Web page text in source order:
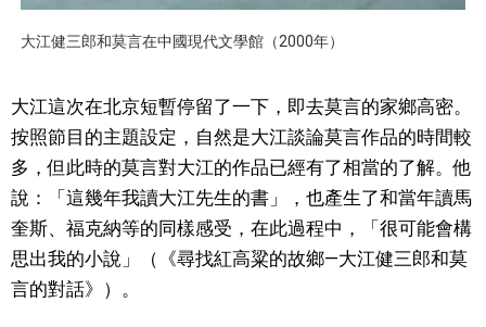
大江健三郎和莫言在中國現代文學館（2000年）
大江這次在北京短暫停留了一下，即去莫言的家鄉高密。
按照節目的主題設定，自然是大江談論莫言作品的時間較
多，但此時的莫言對大江的作品已經有了相當的了解。他
說：「這幾年我讀大江先生的書」，也產生了和當年讀馬
奎斯、福克納等的同樣感受，在此過程中，「很可能會構
思出我的小說」（《尋找紅高粱的故鄉—大江健三郎和莫
言的對話》）。